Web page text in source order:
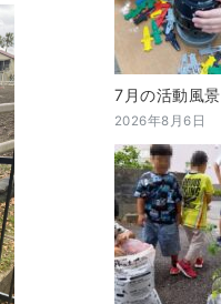
7月の活動風景
2026年8月6日